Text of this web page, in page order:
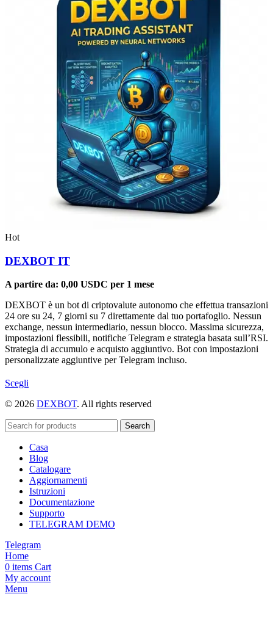
Hot
DEXBOT IT
A partire da: 0,00 USDC per 1 mese
DEXBOT è un bot di criptovalute autonomo che effettua transazioni
24 ore su 24, 7 giorni su 7 direttamente dal tuo portafoglio. Nessun
exchange, nessun intermediario, nessun blocco. Massima sicurezza,
impostazioni flessibili, notifiche Telegram e strategia basata sull’RSI.
Strategia di accumulo e acquisto aggiuntivo. Bot con impostazioni
personalizzate aggiuntive per Telegram incluso.
Scegli
ha
varianti.
opzioni
possono
essere
scelte
nella
pagina
del
prodotto
© 2026 DEXBOT. All rights reserved
Search
Casa
Blog
Catalogare
Aggiornamenti
Istruzioni
Documentazione
Supporto
TELEGRAM DEMO
Telegram
Home
0 items Cart
My account
Menu